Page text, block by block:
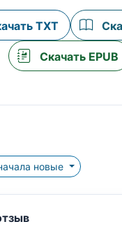
TXT
Скачать EPUB
Сначала новые